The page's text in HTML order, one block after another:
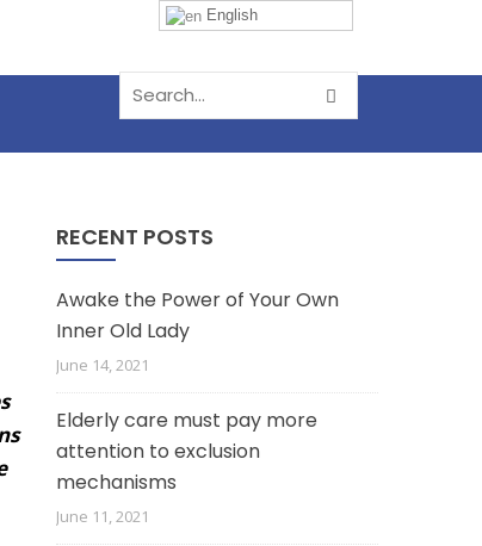
RECENT POSTS
Awake the Power of Your Own
Inner Old Lady
June 14, 2021
Elderly care must pay more
attention to exclusion
mechanisms
June 11, 2021
English